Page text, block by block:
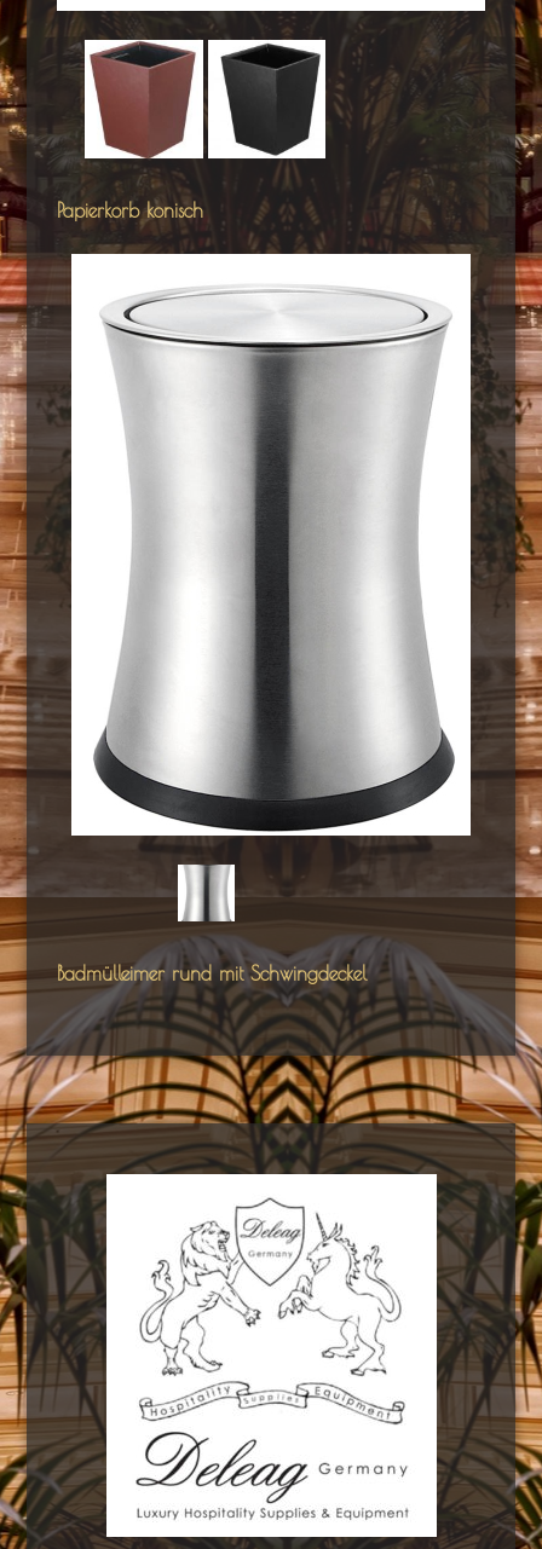
Papierkorb konisch
Badmülleimer rund mit Schwingdeckel